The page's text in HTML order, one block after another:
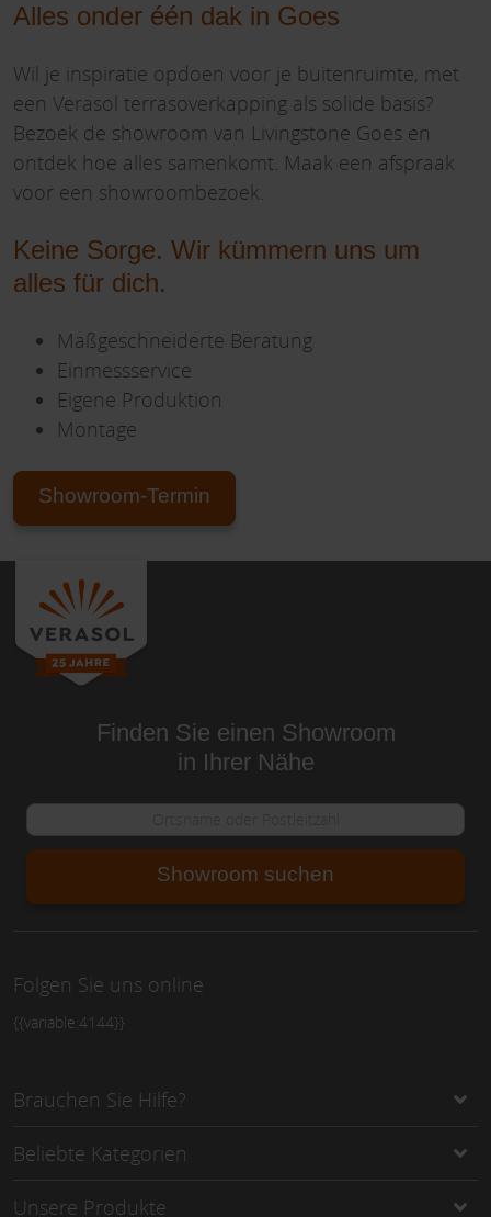
Alles onder één dak in Goes
Wil je inspiratie opdoen voor je buitenruimte, met
een Verasol terrasoverkapping als solide basis?
Bezoek de showroom van Livingstone Goes en
ontdek hoe alles samenkomt. Maak een afspraak
voor een showroombezoek.
Keine Sorge. Wir kümmern uns um
alles für dich.
Maßgeschneiderte Beratung
Einmessservice
Eigene Produktion
Montage
Showroom-Termin
Finden Sie einen Showroom
in Ihrer Nähe
Showroom suchen
Folgen Sie uns online
{{variable:4144}}
Brauchen Sie Hilfe?
Beliebte Kategorien
Unsere Produkte